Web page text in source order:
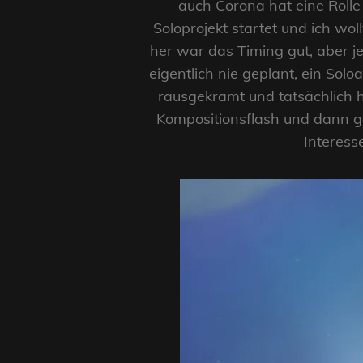
auch Corona hat eine
Soloprojekt startet und ich
her war das Timing gut, aber
eigentlich nie geplant, ein
rausgekramt und tatsächlich
Kompositionsflash und dann